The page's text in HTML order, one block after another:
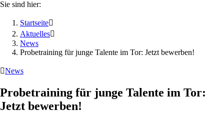
Sie sind hier:
Startseite
Aktuelles
News
Probetraining für junge Talente im Tor: Jetzt bewerben!
News
Probetraining für junge Talente im Tor:
Jetzt bewerben!